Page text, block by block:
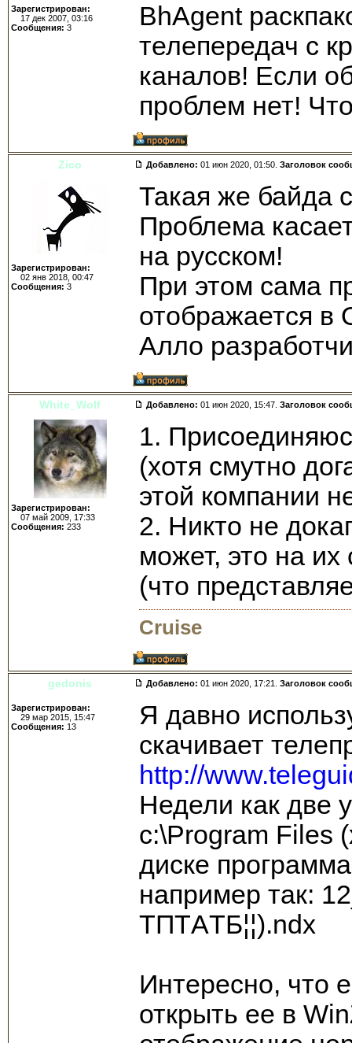
Зарегистрирован:
17 дек 2007, 03:16
Сообщения: 3
BhAgent
телепередач с
каналов! Если
проблем нет!
Zico Добавлено: 01 июн 2020, 01:50. Заголовок
Зарегистрирован:
02 янв 2018, 00:47
Сообщения: 3
Такая же байда
Проблема
на русском!
При этом сама
отображается
Алло
White_Wolf Добавлено: 01 июн 2020, 15:47. Заголовок
Зарегистрирован:
07 май 2009, 17:33
Сообщения: 233
1.
(хотя смутно
этой компании
2. Никто не
может, это на
(что
Cruise
gedonis Добавлено: 01 июн 2020, 17:21. Заголовок
Зарегистрирован:
29 мар 2015, 15:47
Сообщения: 13
Я давно
скачивает
http://
Недели как две
c:\Program Files
диске
например так:
TПTАTБ¦¦).ndx
Интересно, что
открыть ее в